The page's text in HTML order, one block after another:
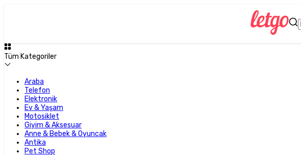
Tüm Kategoriler
Araba
Telefon
Elektronik
Ev & Yaşam
Motosiklet
Giyim & Aksesuar
Anne & Bebek & Oyuncak
Antika
Pet Shop